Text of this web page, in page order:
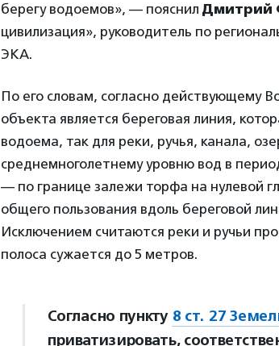
берегу водоемов», — пояснил Дмитрий
цивилизация», руководитель по
ЭКА.
По его словам, согласно действующему
объекта является береговая линия,
водоема, так для реки, ручья, канала,
среднемноголетнему уровню вод в
— по границе залежи торфа на нулевой
общего пользования вдоль береговой
Исключением считаются реки и ручьи
полоса сужается до 5 метров.
Согласно пункту 8 ст. 27
приватизировать,